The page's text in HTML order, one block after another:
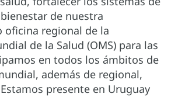
de nuestra
oficina regional de la
de la Salud (OMS) para las
en todos los ámbitos de
además de regional,
presente en Uruguay